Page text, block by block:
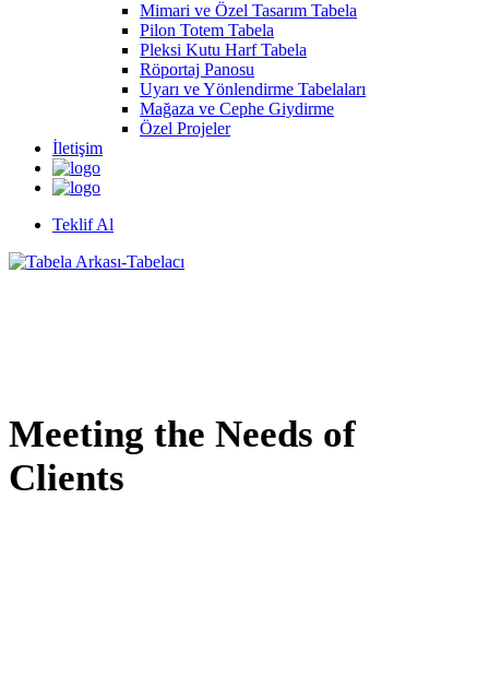
Mimari ve Özel Tasarım Tabela
Pilon Totem Tabela
Pleksi Kutu Harf Tabela
Röportaj Panosu
Uyarı ve Yönlendirme Tabelaları
Mağaza ve Cephe Giydirme
Özel Projeler
İletişim
Teklif Al
Meeting the Needs of
Clients